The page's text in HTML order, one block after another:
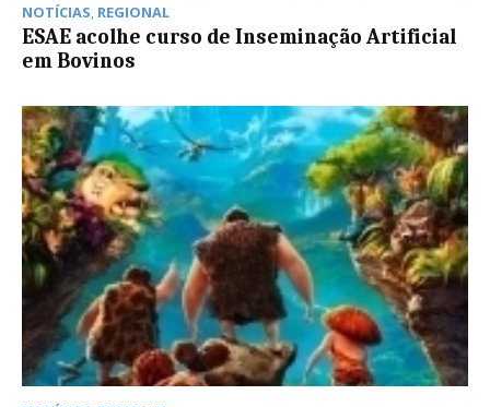
NOTÍCIAS, REGIONAL
ESAE acolhe curso de Inseminação Artificial
em Bovinos